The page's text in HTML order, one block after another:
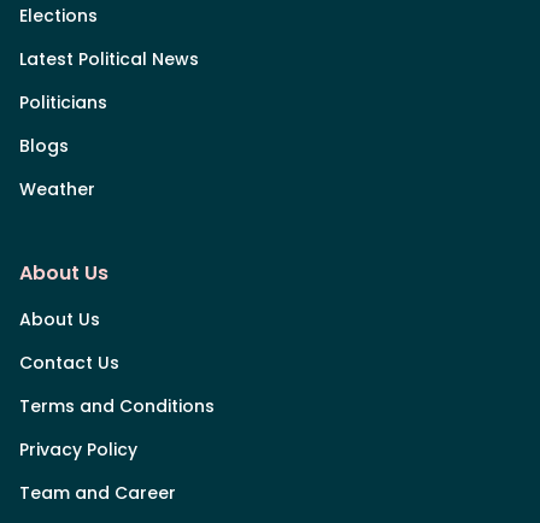
Elections
Latest Political News
Politicians
Blogs
Weather
About Us
About Us
Contact Us
Terms and Conditions
Privacy Policy
Team and Career